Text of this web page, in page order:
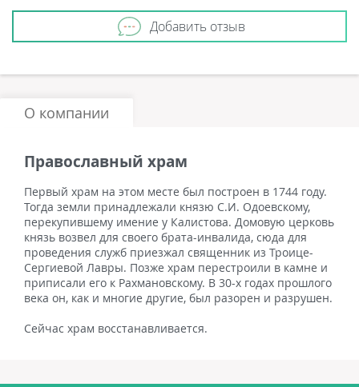
Добавить отзыв
О компании
Православный храм
Первый храм на этом месте был построен в 1744 году.
Тогда земли принадлежали князю С.И. Одоевскому,
перекупившему имение у Калистова. Домовую церковь
князь возвел для своего брата-инвалида, сюда для
проведения служб приезжал священник из Троице-
Сергиевой Лавры. Позже храм перестроили в камне и
приписали его к Рахмановскому. В 30-х годах прошлого
века он, как и многие другие, был разорен и разрушен.
Сейчас храм восстанавливается.